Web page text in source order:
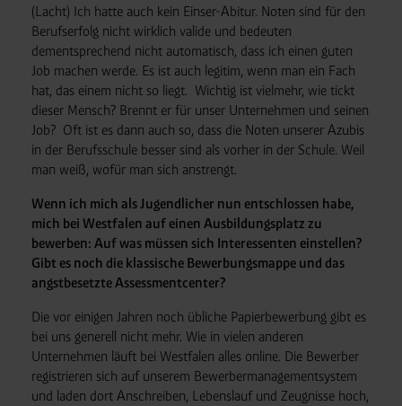
anders vorgeschrieben oder technisch erforderlich.
Verantwortlicher:Westfalen AG & Co. KG, Industrieweg
43, 48155 Münster E-Mail: datenschutz@westfalen.com
(Lacht) Ich hatte auch kein Einser-Abitur. Noten sind für den
Berufserfolg nicht wirklich valide und bedeuten
dementsprechend nicht automatisch, dass ich einen guten
Job machen werde. Es ist auch legitim, wenn man ein Fach
hat, das einem nicht so liegt. Wichtig ist vielmehr, wie tickt
dieser Mensch? Brennt er für unser Unternehmen und seinen
Job? Oft ist es dann auch so, dass die Noten unserer Azubis
in der Berufsschule besser sind als vorher in der Schule. Weil
man weiß, wofür man sich anstrengt.
Wenn ich mich als Jugendlicher nun entschlossen habe,
mich bei Westfalen auf einen Ausbildungsplatz zu
bewerben: Auf was müssen sich Interessenten einstellen?
Gibt es noch die klassische Bewerbungsmappe und das
angstbesetzte Assessmentcenter?
Die vor einigen Jahren noch übliche Papierbewerbung gibt es
bei uns generell nicht mehr. Wie in vielen anderen
Unternehmen läuft bei Westfalen alles online. Die Bewerber
registrieren sich auf unserem Bewerbermanagementsystem
und laden dort Anschreiben, Lebenslauf und Zeugnisse hoch,